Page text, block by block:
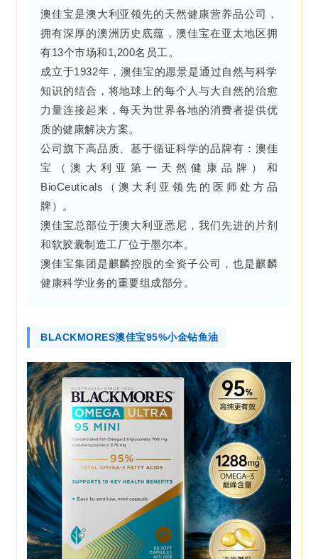
澳佳宝是澳大利亚领先的天然健康营养品公司，
拥有深厚的澳洲历史底蕴，澳佳宝在亚太地区拥
有13个市场和1,200名员工。
成立于1932年，澳佳宝的愿景是通过自然与科学
知识的结合，将地球上的每个人与大自然的治愈
力量连接起来，每天为世界各地的消费者提供优
质的健康解决方案。
公司旗下高品质、基于循证科学的品牌有：澳佳
宝（澳大利亚第一天然健康品牌）和
BioCeuticals（澳大利亚领先的医师处方品
牌）。
澳佳宝总部位于澳大利亚悉尼，我们先进的片剂
和软胶囊制造工厂位于墨尔本。
澳佳宝集团是麒麟控股的全资子公司，也是麒麟
健康科学业务的重要组成部分。
BLACKMORES澳佳宝95%小金钻鱼油